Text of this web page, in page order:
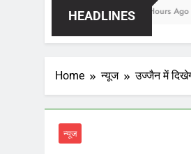
HEADLINES
5 Hours Ago
Home न्यूज उज्जैन में
न्यूज